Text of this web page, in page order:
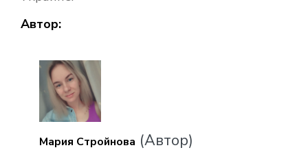
Автор:
Мария Стройнова (Автор)